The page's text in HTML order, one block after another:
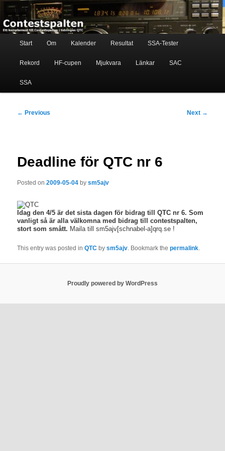
Skip
primary
content
Contestspalten
Ett komplement till contestspalten i tidningen QTC
Start Om Kalender Resultat SSA-Tester
Rekord HF-cupen Mjukvara Länkar SAC
SSA
Post
← Previous Next →
Deadline för QTC nr 6
Posted on2009-05-04 bysm5ajv
Idag den 4/5 är det sista dagen för bidrag till QTC nr 6. Som
vanligt så är alla välkomna med bidrag till contestspalten,
stort som smått. Maila till sm5ajv[schnabel-a]qrq.se !
This entry was posted inQTC bysm5ajv . Bookmark thepermalink
Proudly powered by WordPress